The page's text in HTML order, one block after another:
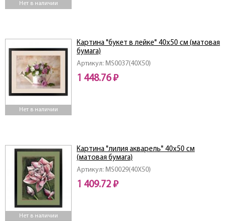
Нет в наличии
Нет в наличии
Артикул: MS0037(40X50)
Картина "букет в лейке" 40х50 см (матовая
бумага)
1 448.76 ₽
Нет в наличии
Артикул: MS0029(40X50)
Картина "лилия акварель" 40х50 см
(матовая бумага)
1 409.72 ₽